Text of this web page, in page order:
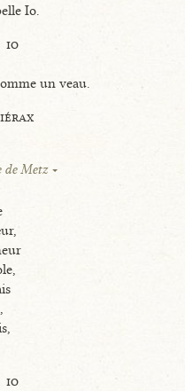
Io.
io
un veau.
de Metz
io